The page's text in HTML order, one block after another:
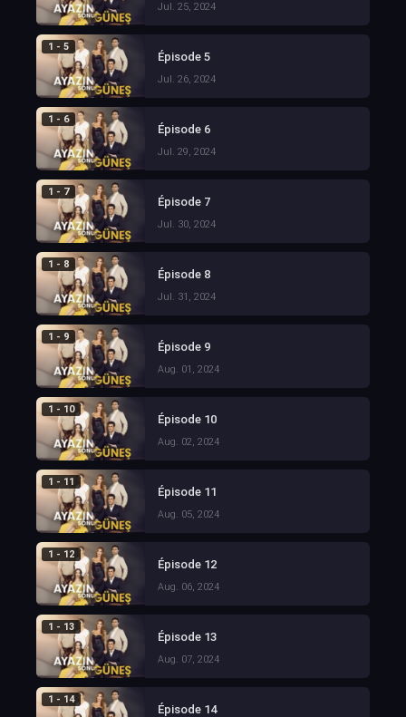
Jul. 25, 2024
1 - 5
Épisode 5
Jul. 26, 2024
1 - 6
Épisode 6
Jul. 29, 2024
1 - 7
Épisode 7
Jul. 30, 2024
1 - 8
Épisode 8
Jul. 31, 2024
1 - 9
Épisode 9
Aug. 01, 2024
1 - 10
Épisode 10
Aug. 02, 2024
1 - 11
Épisode 11
Aug. 05, 2024
1 - 12
Épisode 12
Aug. 06, 2024
1 - 13
Épisode 13
Aug. 07, 2024
1 - 14
Épisode 14